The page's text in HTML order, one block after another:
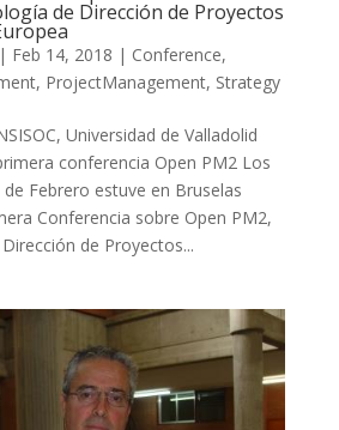
de Dirección de Proyectos
| Feb 14, 2018 | Conference,
, ProjectManagement, Strategy
Universidad de Valladolid
conferencia Open PM2 Los
Febrero estuve en Bruselas
Conferencia sobre Open PM2,
de Proyectos...